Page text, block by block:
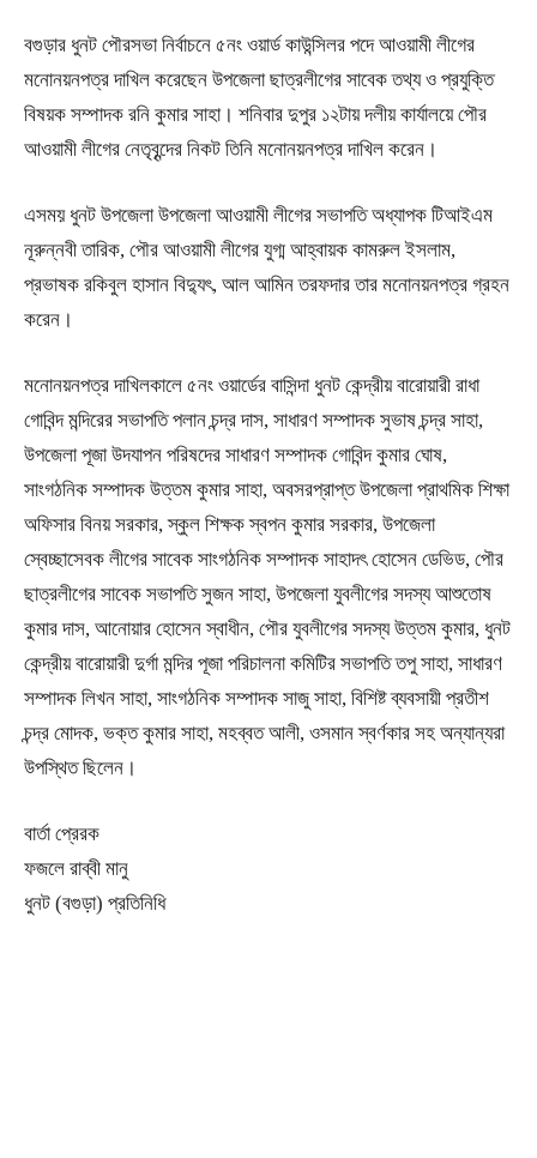
বগুড়ার ধুনট পৌরসভা নির্বাচনে ৫নং ওয়ার্ড কাউন্সিলর পদে আওয়ামী লীগের
মনোনয়নপত্র দাখিল করেছেন উপজেলা ছাত্রলীগের সাবেক তথ্য ও প্রযুক্তি
বিষয়ক সম্পাদক রনি কুমার সাহা। শনিবার দুপুর ১২টায় দলীয় কার্যালয়ে পৌর
আওয়ামী লীগের নেতৃবৃন্দের নিকট তিনি মনোনয়নপত্র দাখিল করেন।
এসময় ধুনট উপজেলা উপজেলা আওয়ামী লীগের সভাপতি অধ্যাপক টিআইএম
নূরুন্নবী তারিক, পৌর আওয়ামী লীগের যুগ্ম আহ্বায়ক কামরুল ইসলাম,
প্রভাষক রকিবুল হাসান বিদ্যুৎ, আল আমিন তরফদার তার মনোনয়নপত্র গ্রহন
করেন।
মনোনয়নপত্র দাখিলকালে ৫নং ওয়ার্ডের বাসিন্দা ধুনট কেন্দ্রীয় বারোয়ারী রাধা
গোবিন্দ মন্দিরের সভাপতি পলান চন্দ্র দাস, সাধারণ সম্পাদক সুভাষ চন্দ্র সাহা,
উপজেলা পূজা উদযাপন পরিষদের সাধারণ সম্পাদক গোবিন্দ কুমার ঘোষ,
সাংগঠনিক সম্পাদক উত্তম কুমার সাহা, অবসরপ্রাপ্ত উপজেলা প্রাথমিক শিক্ষা
অফিসার বিনয় সরকার, স্কুল শিক্ষক স্বপন কুমার সরকার, উপজেলা
স্বেচ্ছাসেবক লীগের সাবেক সাংগঠনিক সম্পাদক সাহাদৎ হোসেন ডেভিড, পৌর
ছাত্রলীগের সাবেক সভাপতি সুজন সাহা, উপজেলা যুবলীগের সদস্য আশুতোষ
কুমার দাস, আনোয়ার হোসেন স্বাধীন, পৌর যুবলীগের সদস্য উত্তম কুমার, ধুনট
কেন্দ্রীয় বারোয়ারী দুর্গা মন্দির পূজা পরিচালনা কমিটির সভাপতি তপু সাহা, সাধারণ
সম্পাদক লিখন সাহা, সাংগঠনিক সম্পাদক সাজু সাহা, বিশিষ্ট ব্যবসায়ী প্রতীশ
চন্দ্র মোদক, ভক্ত কুমার সাহা, মহব্বত আলী, ওসমান স্বর্ণকার সহ অন্যান্যরা
উপস্থিত ছিলেন।
বার্তা প্রেরক
ফজলে রাব্বী মানু
ধুনট (বগুড়া) প্রতিনিধি